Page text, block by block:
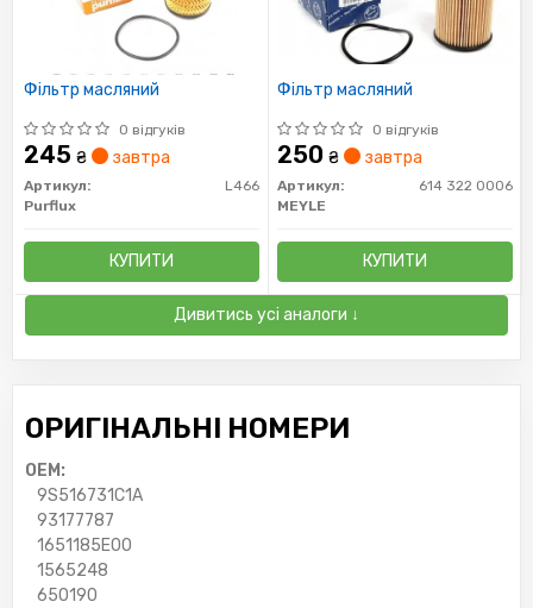
Фільтр масляний
0 відгуків
245 ₴ завтра
Артикул:
L466
Purflux
КУПИТИ
Фільтр масляний
0 відгуків
250 ₴ завтра
Артикул:
614 322 0006
MEYLE
КУПИТИ
Дивитись усі аналоги ↓
ОРИГІНАЛЬНІ НОМЕРИ
OEM:
9S516731C1A
93177787
1651185E00
1565248
650190